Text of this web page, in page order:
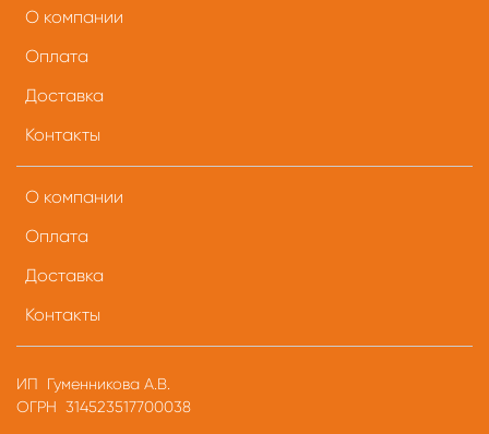
О компании
Оплата
Доставка
Контакты
О компании
Оплата
Доставка
Контакты
ИП Гуменникова А.В.
ОГРН 314523517700038